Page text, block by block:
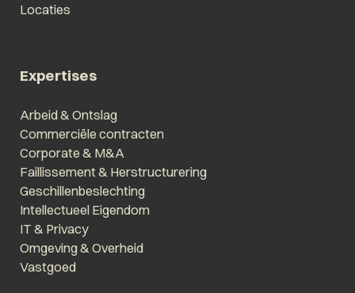
Locaties
Expertises
Arbeid & Ontslag
Commerciële contracten
Corporate & M&A
Faillissement & Herstructurering
Geschillenbeslechting
Intellectueel Eigendom
IT & Privacy
Omgeving & Overheid
Vastgoed